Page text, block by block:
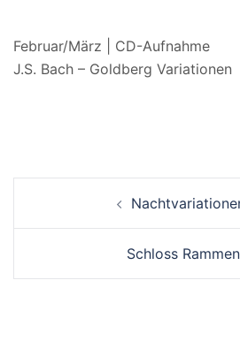
Februar/März | CD-Aufnahme
J.S. Bach – Goldberg Variationen
Navigation
Schloss